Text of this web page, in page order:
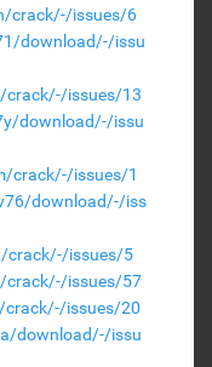
crack/-/issues/6
download/-/issu
crack/-/issues/13
download/-/issu
crack/-/issues/1
download/-/iss
crack/-/issues/5
crack/-/issues/57
issues/20
download/-/issu